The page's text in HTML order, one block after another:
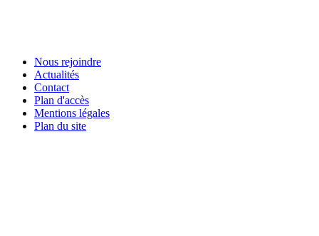
Nous rejoindre
Actualités
Contact
Plan d'accès
Mentions légales
Plan du site